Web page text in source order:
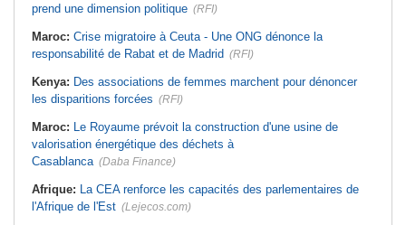
prend une dimension politique (RFI)
Maroc: Crise migratoire à Ceuta - Une ONG dénonce la
responsabilité de Rabat et de Madrid (RFI)
Kenya: Des associations de femmes marchent pour dénoncer
les disparitions forcées (RFI)
Maroc: Le Royaume prévoit la construction d'une usine de
valorisation énergétique des déchets à
Casablanca (Daba Finance)
Afrique: La CEA renforce les capacités des parlementaires de
l'Afrique de l'Est (Lejecos.com)